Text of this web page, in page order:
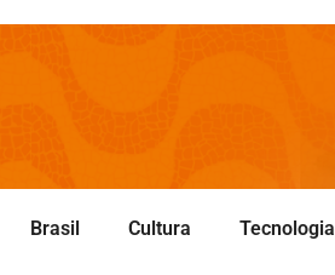
Brasil Cultura Tecnologia